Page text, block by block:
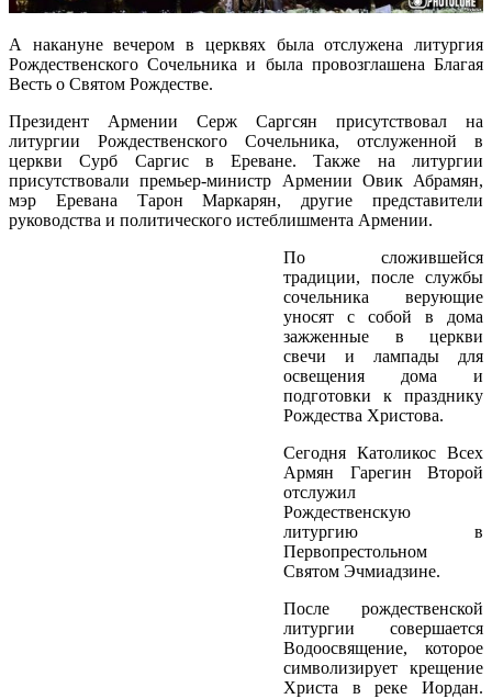
А накануне вечером в церквях была отслужена литургия
Рождественского Сочельника и была провозглашена Благая
Весть о Святом Рождестве.
Президент Армении Серж Саргсян присутствовал на
литургии Рождественского Сочельника, отслуженной в
церкви Сурб Саргис в Ереване. Также на литургии
присутствовали премьер-министр Армении Овик Абрамян,
мэр Еревана Тарон Маркарян, другие представители
руководства и политического истеблишмента Армении.
По сложившейся
традиции, после службы
сочельника верующие
уносят с собой в дома
зажженные в церкви
свечи и лампады для
освещения дома и
подготовки к празднику
Рождества Христова.
Сегодня Католикос Всех
Армян Гарегин Второй
отслужил
Рождественскую
литургию в
Первопрестольном
Святом Эчмиадзине.
После рождественской
литургии совершается
Водоосвящение, которое
символизирует крещение
Христа в реке Иордан.